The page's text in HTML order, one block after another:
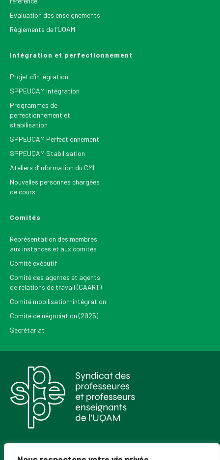
Évaluation des enseignements
Règlements de l’UQAM
Intégration et perfectionnement
Projet d’intégration
SPPEUQAM Intégration
Programmes de
perfectionnement et
stabilisation
SPPEUQAM Perfectionnement
SPPEUQAM Stabilisation
Ateliers d’information du CMI
Nouvelles personnes chargées
de cours
Comités
Représentation des membres
aux instances et aux comités
Comité exécutif
Comité des agentes et agents
de relations de travail (CAART)
Comité mobilisation-intégration
Comité de négociation (2025)
Secrétariat